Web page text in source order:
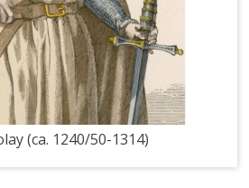
(ca. 1240/50-1314)